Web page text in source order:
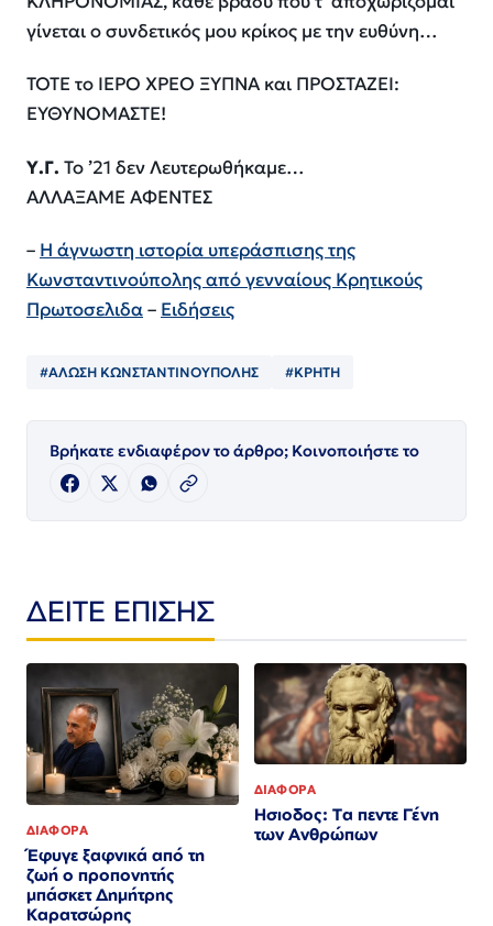
γίνεται ο συνδετικός μου κρίκος με την ευθύνη…
ΤΟΤΕ το ΙΕΡΟ ΧΡΕΟ ΞΥΠΝΑ και ΠΡΟΣΤΑΖΕΙ:
ΕΥΘΥΝΟΜΑΣΤΕ!
Υ.Γ. Το ’21 δεν Λευτερωθήκαμε…
ΑΛΛΑΞΑΜΕ ΑΦΕΝΤΕΣ
– Η άγνωστη ιστορία υπεράσπισης της
Κωνσταντινούπολης από γενναίους Κρητικούς
Πρωτοσελιδα– Ειδήσεις
#ΑΛΩΣΗ ΚΩΝΣΤΑΝΤΙΝΟΥΠΟΛΗΣ #ΚΡΗΤΗ
Βρήκατε ενδιαφέρον το άρθρο; Κοινοποιήστε το
ΔΕΙΤΕ ΕΠΙΣΗΣ
ΔΙΑΦΟΡΑ
Έφυγε ξαφνικά από τη
ζωή ο προπονητής
μπάσκετ Δημήτρης
Καρατσώρης
ΔΙΑΦΟΡΑ
Ησιοδος: Τα πεντε Γένη
των Ανθρώπων